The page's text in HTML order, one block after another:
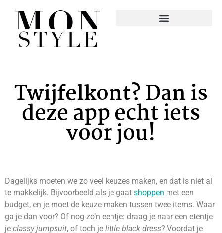
Twijfelkont? Dan is
deze app echt iets
voor jou!
Dagelijks moeten we zo veel keuzes maken, en dat is niet al
te makkelijk. Bijvoorbeeld als je gaat shoppen met een
budget, en je moet de keuze maken tussen twee items. Waar
ga je dan voor? Of nog zo’n eentje: draag je naar een etentje
je classy jumpsuit, of toch je little black dress? Voordat je